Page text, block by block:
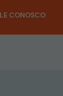
CONOSCO